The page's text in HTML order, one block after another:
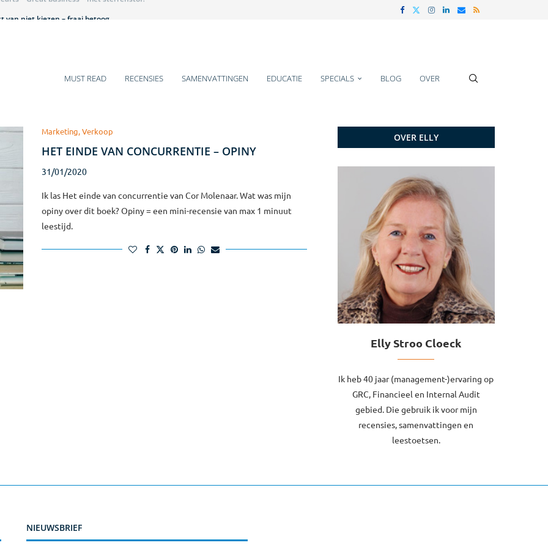
MUST READ RECENSIES SAMENVATTINGEN EDUCATIE SPECIALS BLOG OVER
Marketing, Verkoop
HET EINDE VAN CONCURRENTIE – OPINY
31/01/2020
Ik las Het einde van concurrentie van Cor Molenaar. Wat was mijn
opiny over dit boek? Opiny = een mini-recensie van max 1 minuut
leestijd.
OVER ELLY
Elly Stroo Cloeck
Ik heb 40 jaar (management-)ervaring op
GRC, Financieel en Internal Audit
gebied. Die gebruik ik voor mijn
recensies, samenvattingen en
leestoetsen.
NIEUWSBRIEF